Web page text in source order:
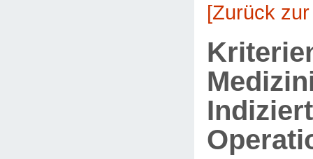
[Zurück